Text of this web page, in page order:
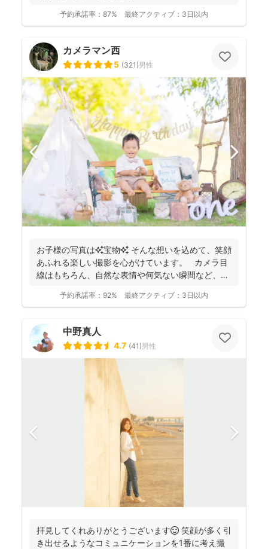
予約承諾率： 87% 最終アクティブ： 3日以内
カメラマン西
5 (321)男性
お子様の写真は✨宝物✨ そんな想いを込めて、笑顔
あふれる楽しい撮影を心がけています。 カメラ目
線はもちろん、自然な表情や何気ない瞬間など、ご
予約承諾率： 92% 最終アクティブ： 3日以内
中野真人
4.7 (41)男性
拝見してくれありがとうございます😊 笑顔が多く引
き出せるようなコミュニケーションを1番に考え撮